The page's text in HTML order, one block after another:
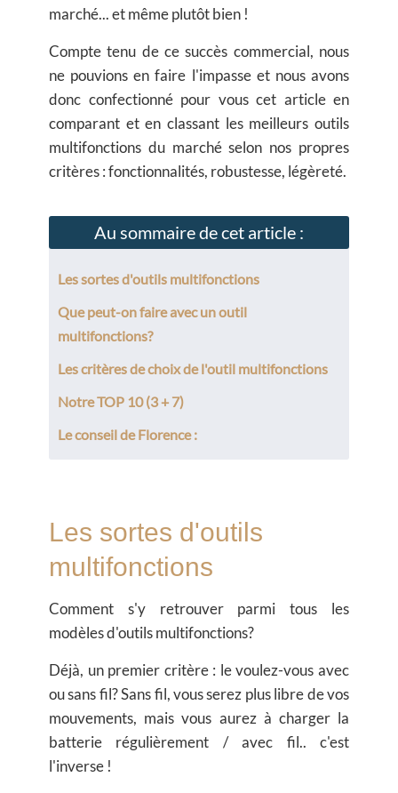
marché... et même plutôt bien !
Compte tenu de ce succès commercial, nous
ne pouvions en faire l'impasse et nous avons
donc confectionné pour vous cet article en
comparant et en classant les meilleurs outils
multifonctions du marché selon nos propres
critères : fonctionnalités, robustesse, légèreté.
Au sommaire de cet article :
Les sortes d'outils multifonctions
Que peut-on faire avec un outil
multifonctions?
Les critères de choix de l'outil multifonctions
Notre TOP 10 (3 + 7)
Le conseil de Florence :
Les sortes d'outils
multifonctions
Comment s'y retrouver parmi tous les
modèles d'outils multifonctions?
Déjà, un premier critère : le voulez-vous avec
ou sans fil? Sans fil, vous serez plus libre de vos
mouvements, mais vous aurez à charger la
batterie régulièrement / avec fil.. c'est
l'inverse !